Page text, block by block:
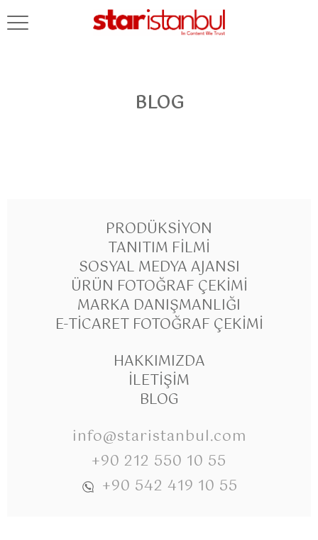
BLOG
PRODÜKSIYON
TANITIM FILMI
SOSYAL MEDYA AJANSI
ÜRÜN FOTOĞRAF ÇEKIMI
MARKA DANIŞMANLIĞI
E-TICARET FOTOĞRAF ÇEKIMI
HAKKIMIZDA
İLETIŞIM
BLOG
info@staristanbul.com
+90 212 550 10 55
+90 542 419 10 55